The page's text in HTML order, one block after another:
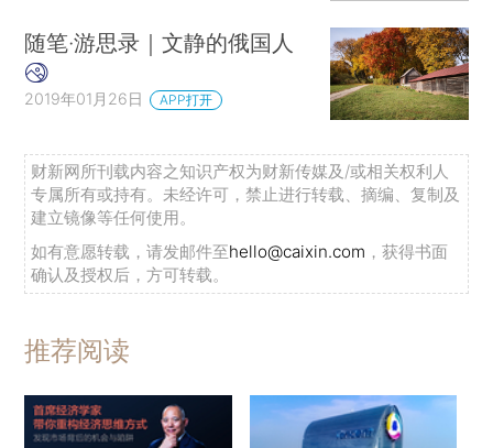
随笔·游思录｜文静的俄国人
2019年01月26日 APP打开
财新网所刊载内容之知识产权为财新传媒及/或相关权利人
专属所有或持有。未经许可，禁止进行转载、摘编、复制及
建立镜像等任何使用。
如有意愿转载，请发邮件至hello@caixin.com ，获得书面
确认及授权后，方可转载。
推荐阅读